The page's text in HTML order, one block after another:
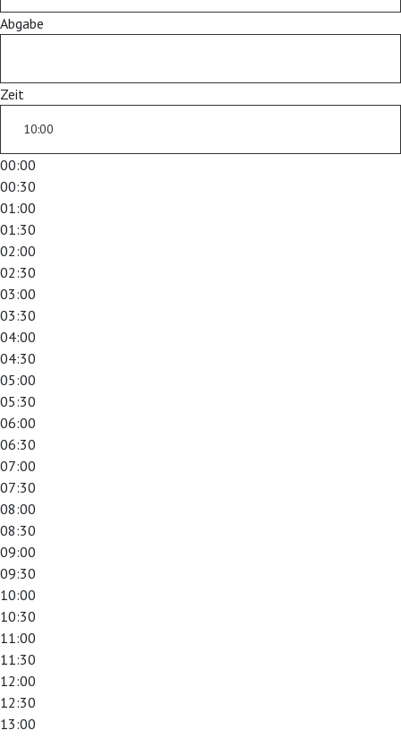
Abgabe
Zeit
00:00
00:30
01:00
01:30
02:00
02:30
03:00
03:30
04:00
04:30
05:00
05:30
06:00
06:30
07:00
07:30
08:00
08:30
09:00
09:30
10:00
10:30
11:00
11:30
12:00
12:30
13:00